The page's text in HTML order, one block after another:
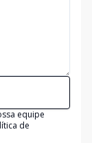
equipe
de